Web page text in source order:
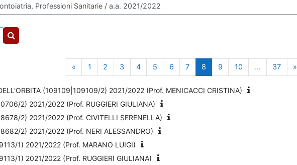
Cerca corsi
«Pagina precedente
1 Pagina 1
2 Pagina 2
3 Pagina 3
4Pagina 4
5Pagina 5
6Pagina 6
7Pagina 7
8 Pagina 8
9Pagina 9
10Pagina 10
… 37 »
(109109|109109/2) 2021/2022 (Prof. MENICACCI CRISTINA)
2) 2021/2022 (Prof. RUGGIERI GIULIANA)
2) 2021/2022 (Prof. CIVITELLI SERENELLA)
2) 2021/2022 (Prof. NERI ALESSANDRO)
1) 2021/2022 (Prof. MARANO LUIGI)
1) 2021/2022 (Prof. RUGGIERI GIULIANA)